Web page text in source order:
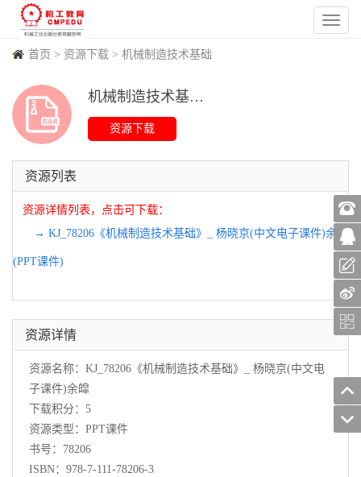
首页 > 资源下载 > 机械制造技术基础
机械制造技术基础 PPT课件
资源列表
资源详情列表，点击可下载：
→ KJ_78206《机械制造技术基础》_ 杨晓京(中文电子课件)余皡
(PPT课件)
资源详情
资源名称：KJ_78206《机械制造技术基础》_ 杨晓京(中文电
子课件)余皡
下载积分：5
资源类型：PPT课件
书号：78206
ISBN：978-7-111-78206-3